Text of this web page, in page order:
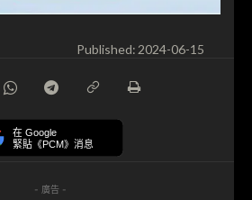
Published: 2024-06-15
在 Google
緊貼《PCM》消息
- 廣告 -